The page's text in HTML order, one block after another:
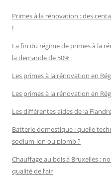
Primes à la rénovation : des
!
La fin du régime de primes à la
la demande de 50%
Les primes à la rénovation en
Les primes à la rénovation en
Les différentes aides de la
Batterie domestique : quelle
sodium-ion ou plomb ?
Chauffage au bois à Bruxelles :
qualité de l’air